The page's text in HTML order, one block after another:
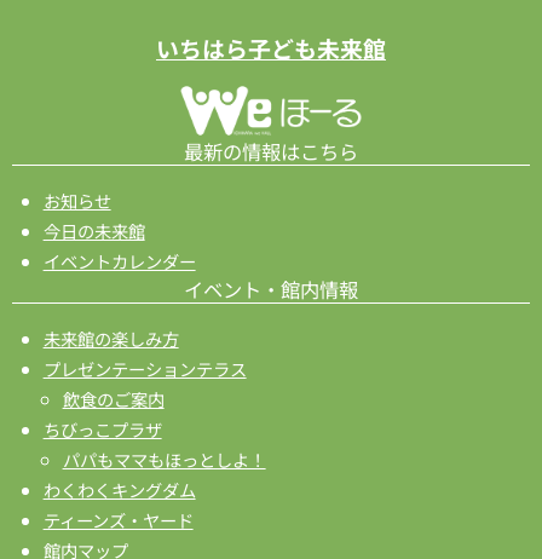
いちはら子ども未来館
最新の情報はこちら
お知らせ
今日の未来館
イベントカレンダー
イベント・館内情報
未来館の楽しみ方
プレゼンテーションテラス
飲食のご案内
ちびっこプラザ
パパもママもほっとしよ！
わくわくキングダム
ティーンズ・ヤード
館内マップ